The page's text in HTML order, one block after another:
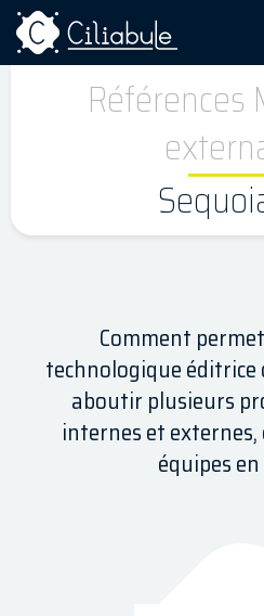
Références
Comment
technologique éditrice
aboutir plusieurs
internes et
équipes en